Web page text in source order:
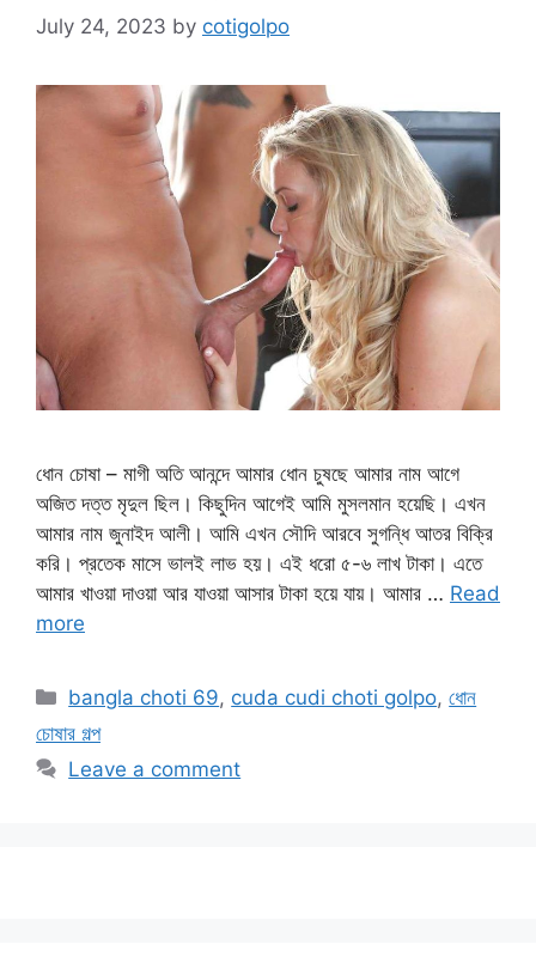
July 24, 2023 by cotigolpo
ধোন চোষা – মাগী অতি আনন্দে আমার ধোন চুষছে আমার নাম আগে
অজিত দত্ত মৃদুল ছিল। কিছুদিন আগেই আমি মুসলমান হয়েছি। এখন
আমার নাম জুনাইদ আলী। আমি এখন সৌদি আরবে সুগন্ধি আতর বিক্রি
করি। প্রতেক মাসে ভালই লাভ হয়। এই ধরো ৫-৬ লাখ টাকা। এতে
আমার খাওয়া দাওয়া আর যাওয়া আসার টাকা হয়ে যায়। আমার … Read
more
Categories
bangla choti 69, cuda cudi choti golpo,ধোন
চোষার গল্প
Leave a comment